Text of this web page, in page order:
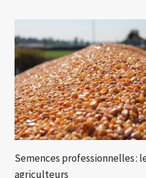
Semences professionnelles :
agriculteurs